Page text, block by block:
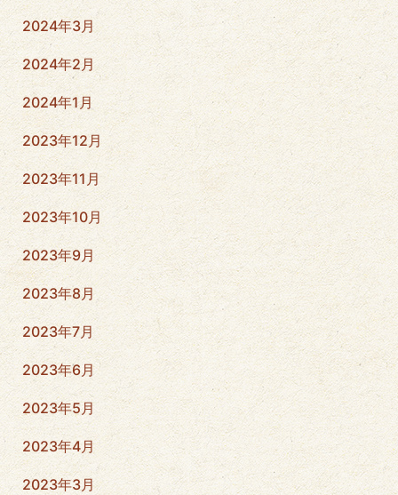
2024年3月
2024年2月
2024年1月
2023年12月
2023年11月
2023年10月
2023年9月
2023年8月
2023年7月
2023年6月
2023年5月
2023年4月
2023年3月